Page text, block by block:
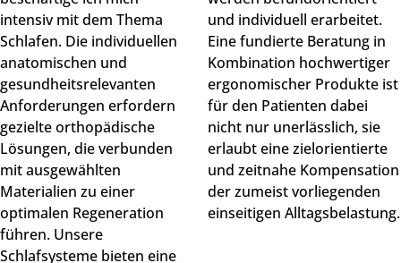
intensiv mit dem Thema
Schlafen. Die individuellen
anatomischen und
gesundheitsrelevanten
Anforderungen erfordern
gezielte orthopädische
Lösungen, die verbunden
mit ausgewählten
Materialien zu einer
optimalen Regeneration
führen. Unsere
Schlafsysteme bieten eine
und individuell erarbeitet.
Eine fundierte Beratung in
Kombination hochwertiger
ergonomischer Produkte ist
für den Patienten dabei
nicht nur unerlässlich, sie
erlaubt eine zielorientierte
und zeitnahe Kompensation
der zumeist vorliegenden
einseitigen Alltagsbelastung.